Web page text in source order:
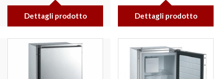
Dettagli prodotto Dettagli prodotto